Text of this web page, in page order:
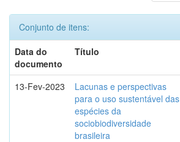
Conjunto de itens:
Data do
documento
Título
13-Fev-2023
Lacunas e perspectivas
para o uso sustentável das
espécies da
sociobiodiversidade
brasileira